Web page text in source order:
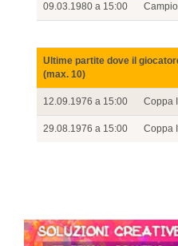
09.03.1980 a 15:00
Ultime partite dove il
(max. 10)
12.09.1976 a 15:00 Coppa
29.08.1976 a 15:00 Coppa